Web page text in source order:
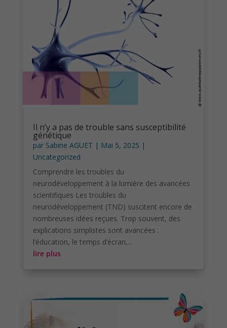
Il n’y a pas de trouble sans susceptibilité
génétique
par Sabine AGUET | Mai 5, 2025 |
Uncategorized
Comprendre les troubles du
neurodéveloppement à la lumière des avancées
scientifiques Les troubles du
neurodéveloppement (TND) suscitent encore de
nombreuses idées reçues. Trop souvent, des
explications simplistes sont avancées :
l’éducation, le temps d’écran,...
lire plus